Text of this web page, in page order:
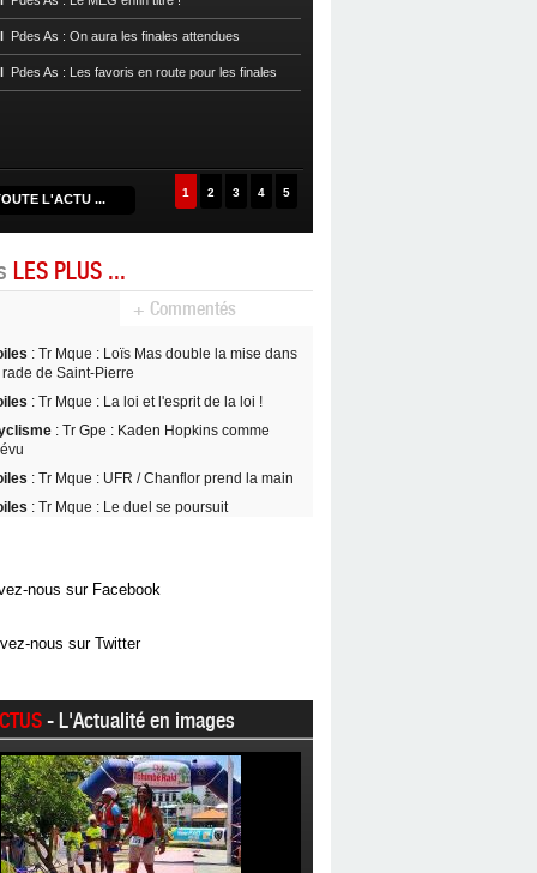
Pdes As : On aura les finales attendues
Pdes As : Les favoris en route pour les finales
L'ACTU ... 1 2 3 4 5
LES PLUS ...
+ Commentés
: Tr Mque : Loïs Mas double la mise dans
rade de Saint-Pierre
: Tr Mque : La loi et l'esprit de la loi !
: Tr Gpe : Kaden Hopkins comme
: Tr Mque : UFR / Chanflor prend la main
: Tr Mque : Le duel se poursuit
nous sur Facebook
nous sur Twitter
- L'Actualité en images